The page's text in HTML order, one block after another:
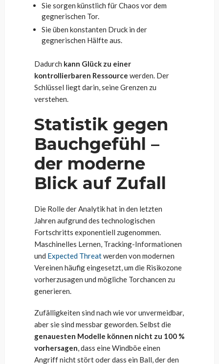
Sie sorgen künstlich für Chaos vor dem
gegnerischen Tor.
Sie üben konstanten Druck in der
gegnerischen Hälfte aus.
Dadurch kann Glück zu einer
kontrollierbaren Ressource werden. Der
Schlüssel liegt darin, seine Grenzen zu
verstehen.
Statistik gegen
Bauchgefühl –
der moderne
Blick auf Zufall
Die Rolle der Analytik hat in den letzten
Jahren aufgrund des technologischen
Fortschritts exponentiell zugenommen.
Maschinelles Lernen, Tracking-Informationen
und Expected Threatwerden von modernen
Vereinen häufig eingesetzt, um die Risikozone
vorherzusagen und mögliche Torchancen zu
generieren.
Zufälligkeiten sind nach wie vor unvermeidbar,
aber sie sind messbar geworden. Selbst die
genauesten Modelle können nicht zu 100 %
vorhersagen, dass eine Windböe einen
Angriff nicht stört oder dass ein Ball, der den